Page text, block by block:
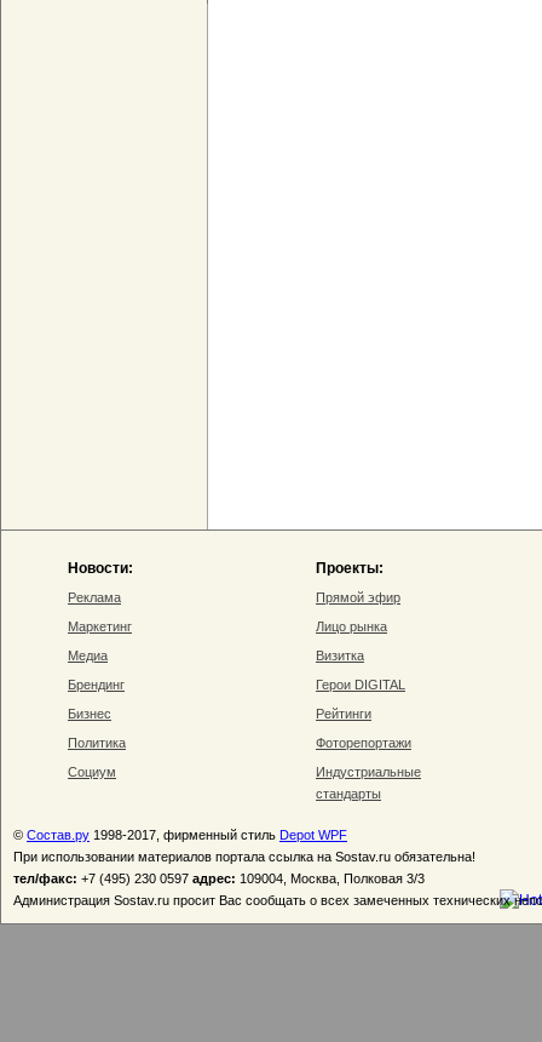
Новости:
Реклама
Маркетинг
Медиа
Брендинг
Бизнес
Политика
Социум
Проекты:
Прямой эфир
Лицо рынка
Визитка
Герои DIGITAL
Рейтинги
Фоторепортажи
Индустриальные
стандарты
© Состав.ру 1998-2017, фирменный стиль Depot WPF
При использовании материалов портала ссылка на Sostav.ru обязательна!
тел/факс: +7 (495) 230 0597 адрес: 109004, Москва, Полковая 3/3
Администрация Sostav.ru просит Вас сообщать о всех замеченных технических